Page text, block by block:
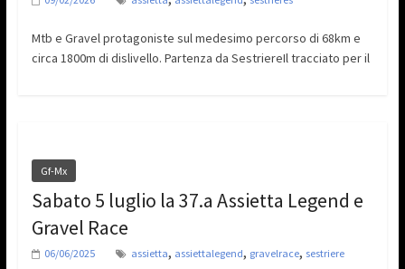
Mtb e Gravel protagoniste sul medesimo percorso di 68km e
circa 1800m di dislivello. Partenza da SestriereIl tracciato per il
Gf-Mx
Sabato 5 luglio la 37.a Assietta Legend e
Gravel Race
06/06/2025 assietta, assiettalegend, gravelrace, sestriere